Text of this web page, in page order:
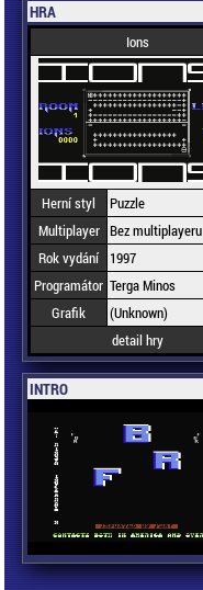
HRA
Ions
Herní styl
Puzzle
Multiplayer Bez multiplayeru
Rok vydání
1997
Programátor Terga Minos
Grafik
(Unknown)
detail hry
INTRO